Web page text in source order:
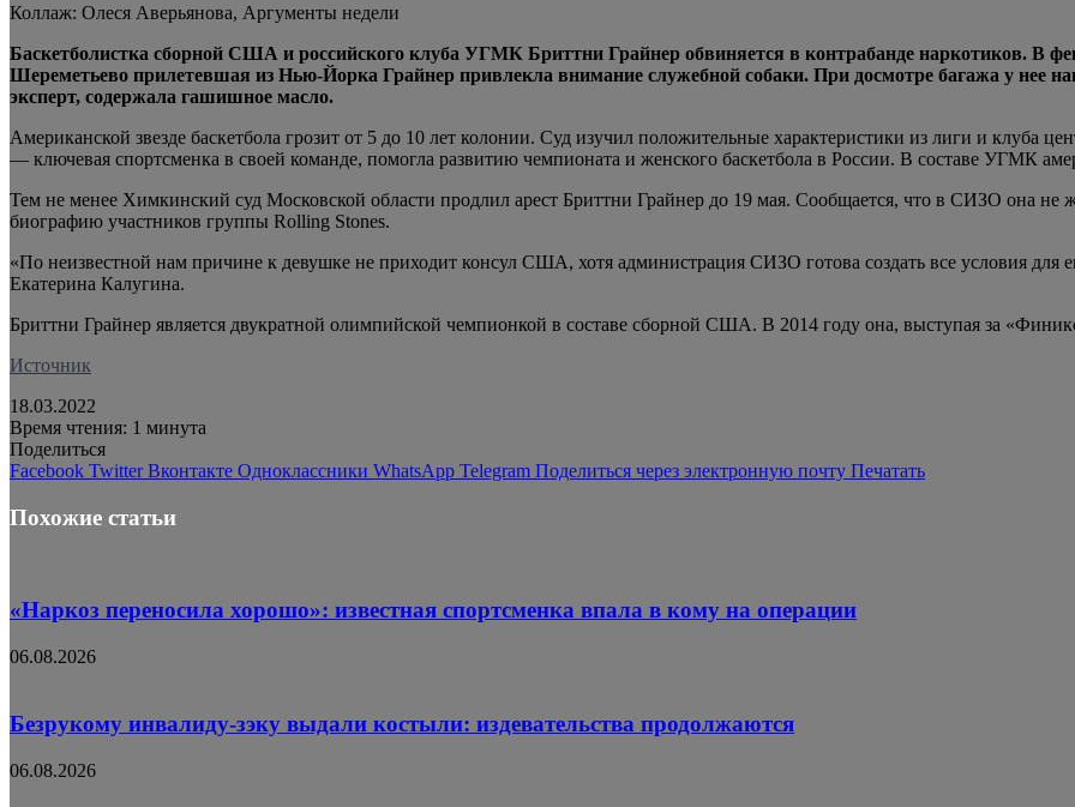
Коллаж: Олеся Аверьянова, Аргументы недели
Баскетболистка сборной США и российского клуба УГМК Бриттни Грайнер обвиняется в контрабанде наркотиков. В
Шереметьево прилетевшая из Нью-Йорка Грайнер привлекла внимание служебной собаки. При досмотре багажа у нее
эксперт, содержала гашишное масло.
Американской звезде баскетбола грозит от 5 до 10 лет колонии. Суд изучил положительные характеристики из лиги и клуба
— ключевая спортсменка в своей команде, помогла развитию чемпионата и женского баскетбола в России. В составе УГМК
Тем не менее Химкинский суд Московской области продлил арест Бриттни Грайнер до 19 мая. Сообщается, что в СИЗО она не
биографию участников группы Rolling Stones.
«По неизвестной нам причине к девушке не приходит консул США, хотя администрация СИЗО готова создать все условия для
Екатерина Калугина.
Бриттни Грайнер является двукратной олимпийской чемпионкой в составе сборной США. В 2014 году она, выступая за
Источник
18.03.2022
Время чтения: 1 минута
Поделиться
Facebook Twitter Вконтакте Одноклассники WhatsApp Telegram Поделиться через электронную почту Печатать
Похожие статьи
«Наркоз переносила хорошо»: известная спортсменка впала в кому на операции
06.08.2026
Безрукому инвалиду-зэку выдали костыли: издевательства продолжаются
06.08.2026